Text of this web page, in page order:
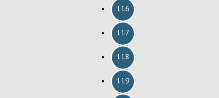
116
117
118
119